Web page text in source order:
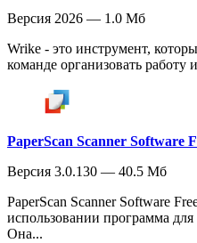
Версия 2026 — 1.0 Мб
Wrike - это инструмент,
команде организовать работу
PaperScan Scanner Software
Версия 3.0.130 — 40.5 Мб
PaperScan Scanner Software
использовании программа
Она...